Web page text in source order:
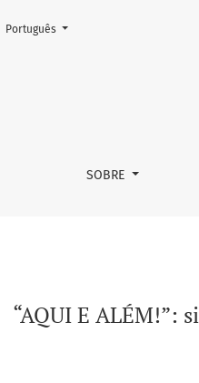
“AQUI E ALÉM!”:
SOBRE
Mudar o idioma. O atual é:
Português
“AQUI E ALÉM!”: